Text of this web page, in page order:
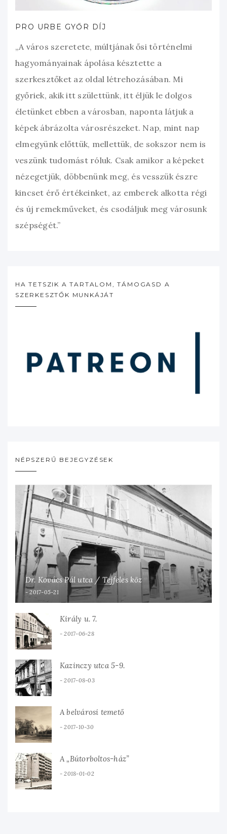
PRO URBE GYŐR DÍJ
„A város szeretete, múltjának ősi történelmi
hagyományainak ápolása késztette a
szerkesztőket az oldal létrehozásában. Mi
győriek, akik itt születtünk, itt éljük le dolgos
életünket ebben a városban, naponta látjuk a
képek ábrázolta városrészeket. Nap, mint nap
elmegyünk előttük, mellettük, de sokszor nem is
veszünk tudomást róluk. Csak amikor a képeket
nézegetjük, döbbenünk meg, és vesszük észre
kincset érő értékeinket, az emberek alkotta régi
és új remekműveket, és csodáljuk meg városunk
szépségét.”
HA TETSZIK A TARTALOM, TÁMOGASD A
SZERKESZTŐK MUNKÁJÁT
NÉPSZERŰ BEJEGYZÉSEK
Dr. Kovács Pál utca / Tejfeles köz
2017-05-21
Király u. 7.
2017-06-28
Kazinczy utca 5-9.
2017-08-03
A belvárosi temető
2017-10-30
A „Bútorboltos-ház”
2018-01-02